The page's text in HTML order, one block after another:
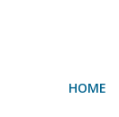
HOME